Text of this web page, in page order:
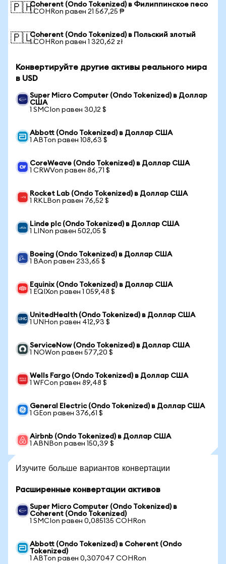
🇵🇭Coherent (Ondo Tokenized) в Филиппинское песо
1 COHRon равен 21 567,25 ₱
🇵🇱Coherent (Ondo Tokenized) в Польский злотый
1 COHRon равен 1 320,62 zł
Конвертируйте другие активы реального мира
в USD
Super Micro Computer (Ondo Tokenized) в Доллар
США
1 SMCIon равен 30,12 $
Abbott (Ondo Tokenized) в Доллар США
1 ABTon равен 108,63 $
CoreWeave (Ondo Tokenized) в Доллар США
1 CRWVon равен 86,71 $
Rocket Lab (Ondo Tokenized) в Доллар США
1 RKLBon равен 76,52 $
Linde plc (Ondo Tokenized) в Доллар США
1 LINon равен 502,05 $
Boeing (Ondo Tokenized) в Доллар США
1 BAon равен 233,65 $
Equinix (Ondo Tokenized) в Доллар США
1 EQIXon равен 1 059,48 $
UnitedHealth (Ondo Tokenized) в Доллар США
1 UNHon равен 412,93 $
ServiceNow (Ondo Tokenized) в Доллар США
1 NOWon равен 577,20 $
Wells Fargo (Ondo Tokenized) в Доллар США
1 WFCon равен 89,48 $
General Electric (Ondo Tokenized) в Доллар США
1 GEon равен 376,61 $
Airbnb (Ondo Tokenized) в Доллар США
1 ABNBon равен 150,39 $
Изучите больше вариантов конвертации
Расширенные конвертации активов
Super Micro Computer (Ondo Tokenized) в
Coherent (Ondo Tokenized)
1 SMCIon равен 0,085135 COHRon
Abbott (Ondo Tokenized) в Coherent (Ondo
Tokenized)
1 ABTon равен 0,307047 COHRon